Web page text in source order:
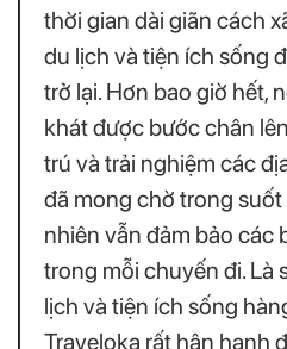
thời gian dài giãn cách
du lịch và tiện ích sống
trở lại. Hơn bao giờ hết,
khát được bước chân
trú và trải nghiệm các
đã mong chờ trong
nhiên vẫn đảm bảo các
trong mỗi chuyến đi. Là
lịch và tiện ích sống
Traveloka rất hân hạnh